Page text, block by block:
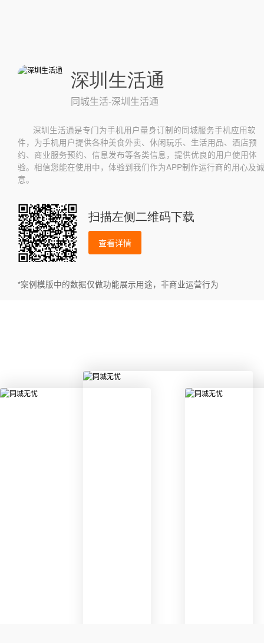
深圳生活通
同城生活-深圳生活通
深圳生活通是专门为手机用户量身订制的同城服务手机应用软
件，为手机用户提供各种美食外卖、休闲玩乐、生活用品、酒店预
约、商业服务预约、信息发布等各类信息，提供优良的用户使用体
验。相信您能在使用中，体验到我们作为APP制作运行商的用心及诚
意。
扫描左侧二维码下载
查看详情
*案例模版中的数据仅做功能展示用途，非商业运营行为